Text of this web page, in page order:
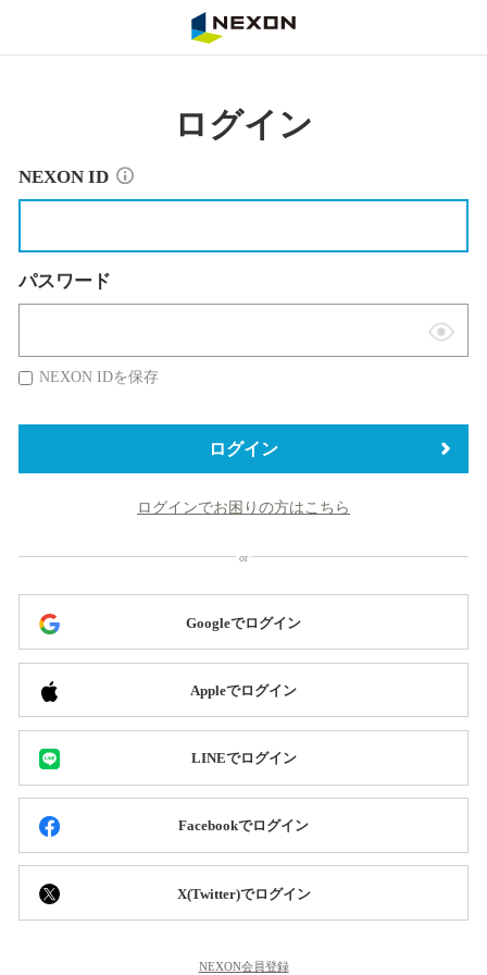
ログイン
NEXON ID
パスワード
表
替
NEXON IDを保存
ログイン
ログインでお困りの方はこちら
Googleでログイン
Appleでログイン
LINEでログイン
Facebookでログイン
X(Twitter)でログイン
NEXON会員登録